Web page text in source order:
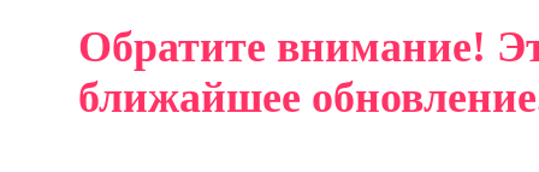
Обратите внимание!
ближайшее